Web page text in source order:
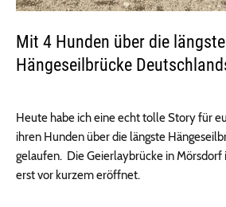
Mit 4 Hunden über die längste
Hängeseilbrücke
Heute habe ich eine echt tolle Story für
ihren Hunden über die längste
gelaufen. Die Geierlaybrücke in
erst vor kurzem eröffnet.